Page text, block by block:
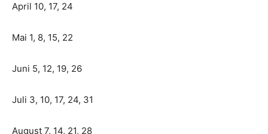
April 10, 17, 24
Mai 1, 8, 15, 22
Juni 5, 12, 19, 26
Juli 3, 10, 17, 24, 31
August 7, 14, 21, 28